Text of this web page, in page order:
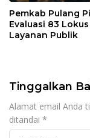
Pemkab Pulang
Evaluasi 83 Lokus
Layanan Publik
Tinggalkan
Alamat email Anda
ditandai *